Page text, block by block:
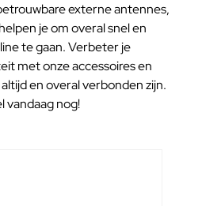
externe antennes,
je om overal snel en
te gaan. Verbeter je
met onze accessoires en
en overal verbonden zijn.
vandaag nog!